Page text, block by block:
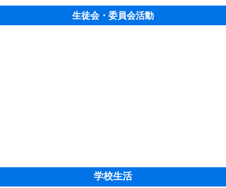
生徒会・委員会活動
学校生活